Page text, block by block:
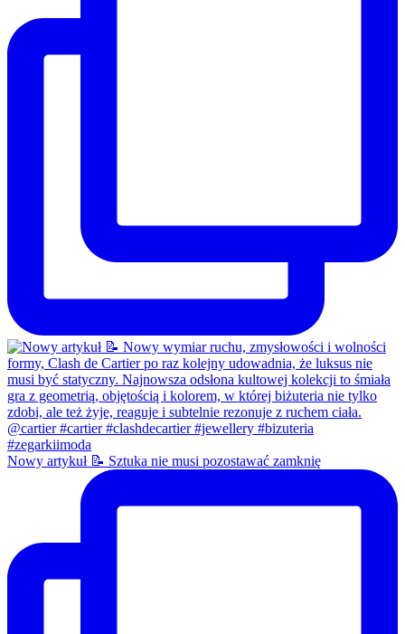
Nowy artykuł 📝 Sztuka nie musi pozostawać zamknię